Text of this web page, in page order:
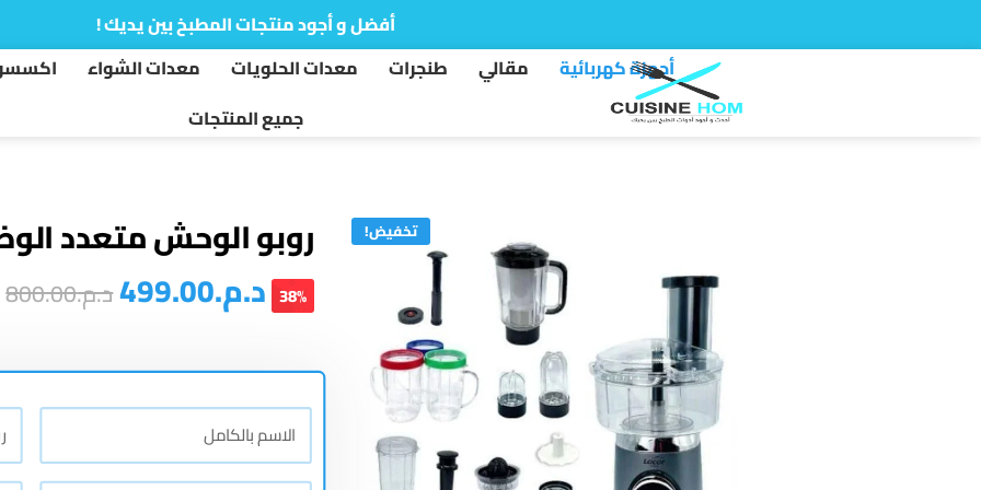
أفضل و أجود منتجات المطبخ بين يديك !
أجهزة كهربائية
مقالي طنجرات معدات الحلويات معدات الشواء
جميع المنتجات
تخفيض!
روبو الوحش متعدد
د.م.499.00د.م.800.00 38%